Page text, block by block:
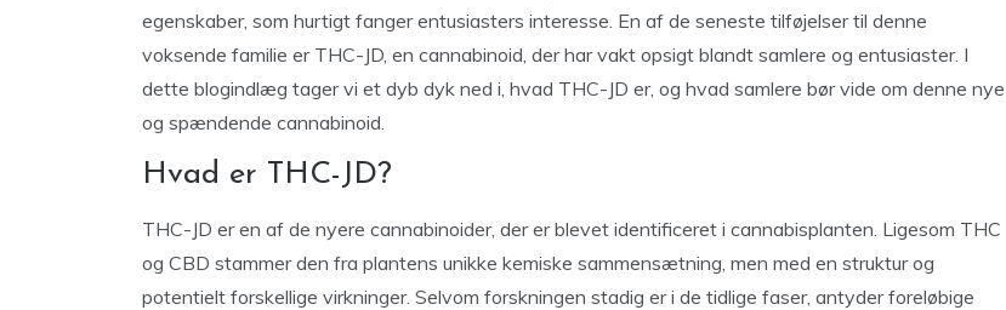
egenskaber, som hurtigt fanger entusiasters interesse. En af de seneste tilføjelser til denne
voksende familie er THC-JD, en cannabinoid, der har vakt opsigt blandt samlere og entusiaster. I
dette blogindlæg tager vi et dyb dyk ned i, hvad THC-JD er, og hvad samlere bør vide om denne nye
og spændende cannabinoid.
Hvad er THC-JD?
THC-JD er en af de nyere cannabinoider, der er blevet identificeret i cannabisplanten. Ligesom THC
og CBD stammer den fra plantens unikke kemiske sammensætning, men med en struktur og
potentielt forskellige virkninger. Selvom forskningen stadig er i de tidlige faser, antyder foreløbige